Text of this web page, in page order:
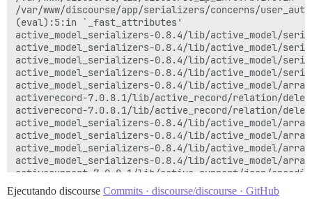
/var/www/discourse/app/controllers/
i18n-1.14.5/lib/i18n.rb:351:in `with_locale'
/var/www/discourse/app/controllers/
activesupport-7.0.8.1/lib/active_support/
activesupport-7.0.8.1/lib/active_support/
actionpack-7.0.8.1/lib/abstract_controller/
actionpack-7.0.8.1/lib/action_controller/metal/
actionpack-7.0.8.1/lib/action_controller/metal/
activesupport-7.0.8.1/lib/active_support/
activesupport-7.0.8.1/lib/active_support/
activesupport-7.0.8.1/lib/active_support/
actionpack-7.0.8.1/lib/action_controller/metal/
actionpack-7.0.8.1/lib/action_controller/metal/
activerecord-7.0.8.1/lib/active_record/railties/
actionpack-7.0.8.1/lib/abstract_controller/
actionview-7.0.8.1/lib/action_view/
/var/www/discourse/app/serializers/concerns/
(eval):5:in `_fast_attributes'
active_model_serializers-0.8.4/lib/active_model/
active_model_serializers-0.8.4/lib/active_model/
active_model_serializers-0.8.4/lib/active_model/
active_model_serializers-0.8.4/lib/active_model/
active_model_serializers-0.8.4/lib/active_model/
activerecord-7.0.8.1/lib/active_record/relation/
activerecord-7.0.8.1/lib/active_record/relation/
active_model_serializers-0.8.4/lib/active_model/
active_model_serializers-0.8.4/lib/active_model/
active_model_serializers-0.8.4/lib/active_model/
active_model_serializers-0.8.4/lib/active_model/
activesupport-7.0.8.1/lib/active_support/json/
activesupport-7.0.8.1/lib/active_support/json/
activesupport-7.0.8.1/lib/active_support/core_ext/
Ejecutando discourse Commits · discourse/discourse · GitHub